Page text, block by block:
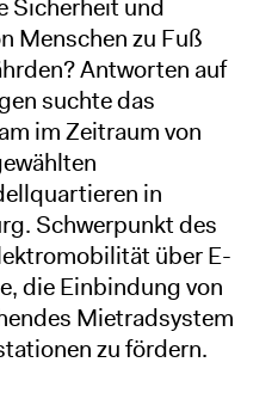
Sicherheit und
Menschen zu Fuß
Antworten auf
suchte das
im Zeitraum von
in
Schwerpunkt des
über E-
die Einbindung von
Mietradsystem
zu fördern.